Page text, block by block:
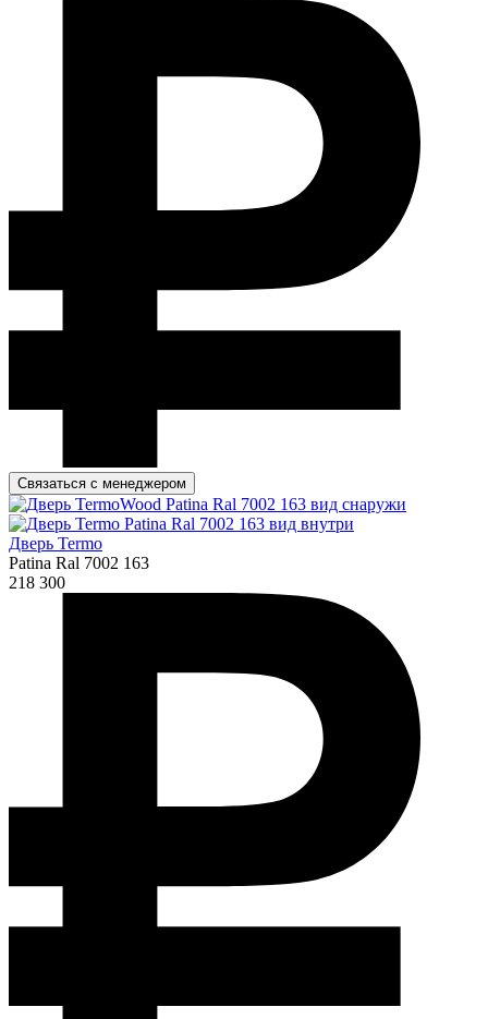
Связаться с менеджером
Дверь Termo
Patina Ral 7002 163
218 300